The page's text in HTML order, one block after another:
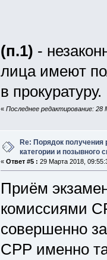
(п.1) -
лица имеют
в прокуратуру.
« Последнее редактирование:
Re: Порядок получения
категории и позывного
« Ответ #5 : 29 Марта 2018,
Приём
комиссиями
совершенно
СРР именно